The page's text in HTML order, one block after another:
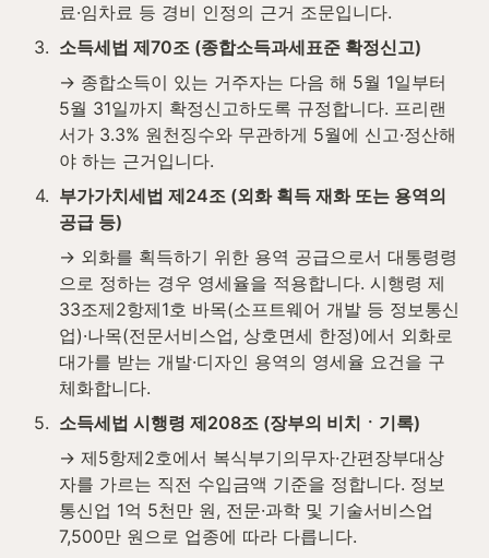
료·임차료 등 경비 인정의 근거 조문입니다.
3. 소득세법 제70조 (종합소득과세표준 확정신고)
→ 종합소득이 있는 거주자는 다음 해 5월 1일부터
5월 31일까지 확정신고하도록 규정합니다. 프리랜
서가 3.3% 원천징수와 무관하게 5월에 신고·정산해
야 하는 근거입니다.
4. 부가가치세법 제24조 (외화 획득 재화 또는 용역의
공급 등)
→ 외화를 획득하기 위한 용역 공급으로서 대통령령
으로 정하는 경우 영세율을 적용합니다. 시행령 제
33조제2항제1호 바목(소프트웨어 개발 등 정보통신
업)·나목(전문서비스업, 상호면세 한정)에서 외화로
대가를 받는 개발·디자인 용역의 영세율 요건을 구
체화합니다.
5. 소득세법 시행령 제208조 (장부의 비치ㆍ기록)
→ 제5항제2호에서 복식부기의무자·간편장부대상
자를 가르는 직전 수입금액 기준을 정합니다. 정보
통신업 1억 5천만 원, 전문·과학 및 기술서비스업
7,500만 원으로 업종에 따라 다릅니다.